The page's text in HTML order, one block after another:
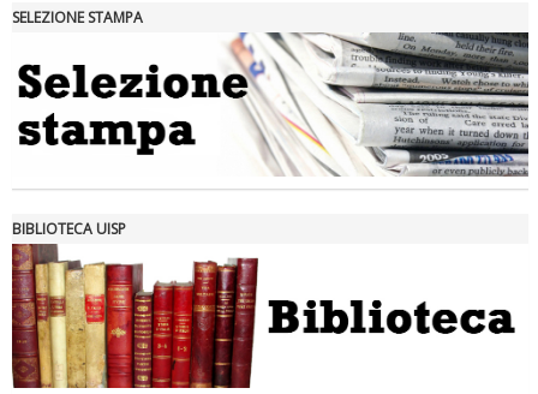
Tiziano Pesce nel Cda di Fondazione Terzjus: prima riunione a
SELEZIONE STAMPA
BIBLIOTECA UISP